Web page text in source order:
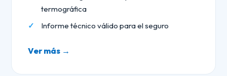
termográfica
Informe técnico válido para el seguro
Ver más →